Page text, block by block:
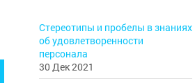
Стереотипы и пробелы в знаниях
об удовлетворенности
персонала
30 Дек 2021